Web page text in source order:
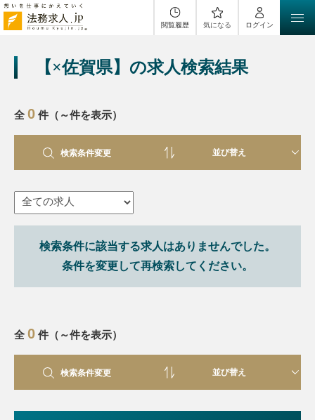
閲覧履歴 気になる ログイン
【×佐賀県】の求人検索結果
全 0 件（～件を表示）
検索条件変更
検索条件に該当する求人はありませんでした。
条件を変更して再検索してください。
全 0 件（～件を表示）
検索条件変更